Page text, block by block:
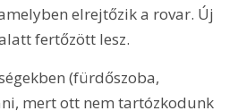
elrejtőzik a rovar. Új
fertőzött lesz.
(fürdőszoba,
mert ott nem tartózkodunk